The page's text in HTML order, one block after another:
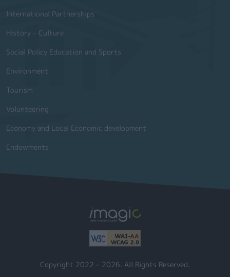
International Partnerships
History - Culture
Social Policy Education and Sports
Environment
Tourism
Volunteering
Economy and Local Economic development
Endowments
Copyright 2022 - 2026. All Rights Reserved.